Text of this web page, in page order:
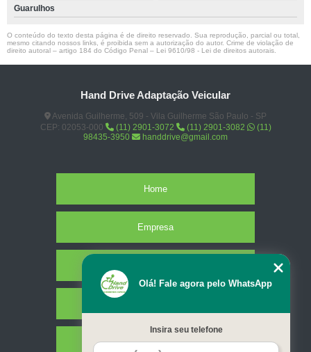
Guarulhos
O conteúdo do texto desta página é de direito reservado. Sua reprodução, parcial ou total,
mesmo citando nossos links, é proibida sem a autorização do autor. Crime de violação de
direito autoral – artigo 184 do Código Penal – Lei 9610/98 - Lei de direitos autorais
Hand Drive Adaptação Veicular
Avenida Guilherme, 509 - Vila Guilherme São Paulo - SP
CEP: 02053-000
(11) 2901-3072 (11) 2901-3082
(11)
98435-3950
handdrive@gmail.com
Home
Empresa
Contato
Olá! Fale agora pelo WhatsApp
Insira seu telefone